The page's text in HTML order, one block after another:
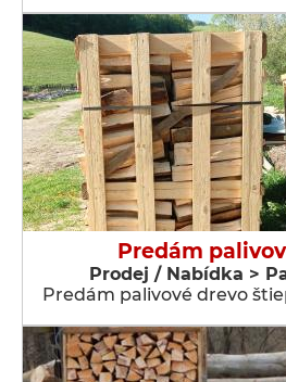
Predám
Prodej / Nabídka >
Predám palivové drevo